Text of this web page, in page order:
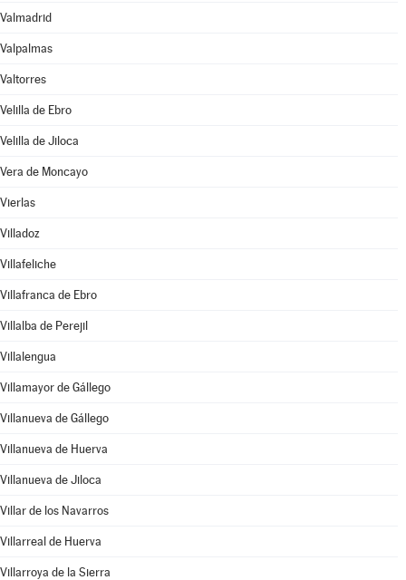
Valmadrid
Valpalmas
Valtorres
Velilla de Ebro
Velilla de Jiloca
Vera de Moncayo
Vierlas
Villadoz
Villafeliche
Villafranca de Ebro
Villalba de Perejil
Villalengua
Villamayor de Gállego
Villanueva de Gállego
Villanueva de Huerva
Villanueva de Jiloca
Villar de los Navarros
Villarreal de Huerva
Villarroya de la Sierra